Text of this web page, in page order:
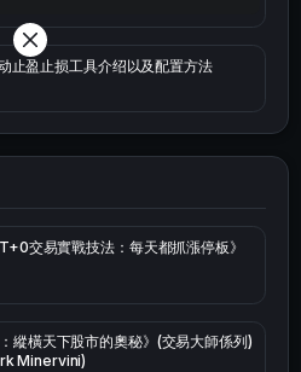
止盈止损工具介绍以及配置方法
T+0交易實戰技法：每天都抓漲停板》
：縱橫天下股市的奧秘》(交易大師係列)
Minervini)